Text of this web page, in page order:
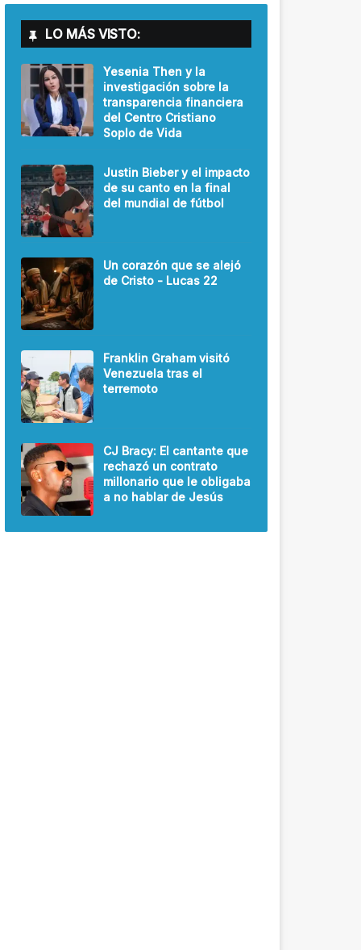
LO MÁS VISTO:
Yesenia Then y la
investigación sobre la
transparencia financiera
del Centro Cristiano
Soplo de Vida
Justin Bieber y el impacto
de su canto en la final
del mundial de fútbol
Un corazón que se alejó
de Cristo - Lucas 22
Franklin Graham visitó
Venezuela tras el
terremoto
CJ Bracy: El cantante que
rechazó un contrato
millonario que le obligaba
a no hablar de Jesús